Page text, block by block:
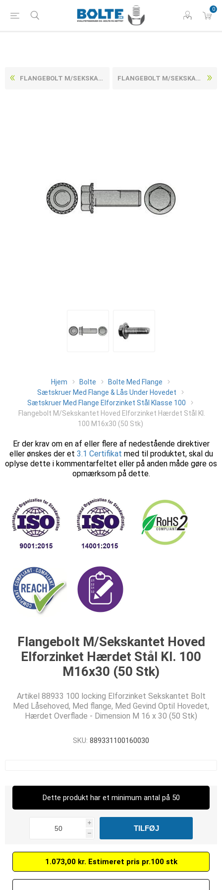
0
FLANGEBOLT M/SEKSKANTET HOVED ELFORZINKET HÆRDET STÅL KL. 100 M16X25 (50 STK) FLANGEBOLT M/SEKSKANTET HOVED ELFORZINKET HÆRDET STÅL KL. 100 M16X35 (50 STK)
Hjem Bolte
Bolte Med Flange
Sætskruer Med Flange & Lås Under Hovedet
Sætskruer Med Flange Elforzinket Stål Klasse 100
Flangebolt M/Sekskantet Hoved Elforzinket Hærdet Stål Kl.
100 M16x30 (50 Stk)
Er der krav om en af eller flere af nedestående direktiver
eller ønskes der et 3.1 Certifikat med til produktet, skal du
oplyse dette i kommentarfeltet eller på anden måde gøre os
opmærksom på dette.
Flangebolt M/Sekskantet Hoved
Elforzinket Hærdet Stål Kl. 100
M16x30 (50 Stk)
Artikel 88933 100 locking Elforzinket Sekskantet Bolt
Med Låsehoved, Med flange, Med Gevind Optil Hovedet,
Hærdet Overflade - Dimension M 16 x 30 (50 Stk)
SKU: 889331100160030
Dette produkt har et minimum antal på 50
i
h
1.073,00 kr. Estimeret pris pr.100 stk